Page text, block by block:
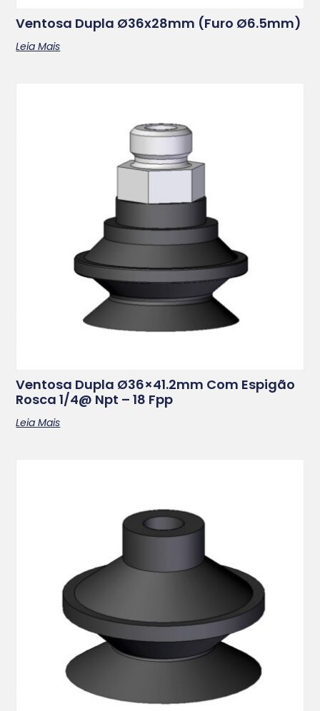
Ventosa Dupla Ø36x28mm (furo Ø6.5mm)
Leia Mais
Ventosa Dupla Ø36×41.2mm Com Espigão
Rosca 1/4@ Npt – 18 Fpp
Leia Mais